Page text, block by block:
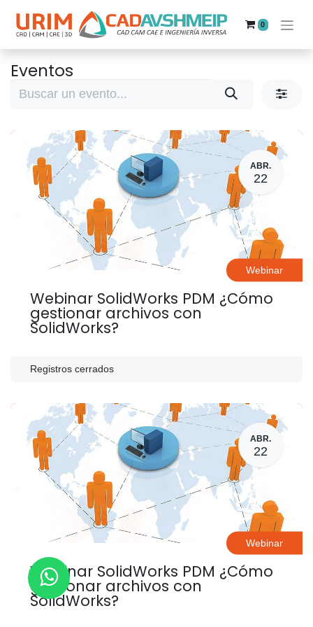
0
Eventos
ABR.
22
Webinar SolidWorks PDM ¿Cómo
gestionar archivos con
SolidWorks?
Webinar
Registros cerrados
ABR.
22
Webinar SolidWorks PDM ¿Cómo
gestionar archivos con
SolidWorks?
Webinar